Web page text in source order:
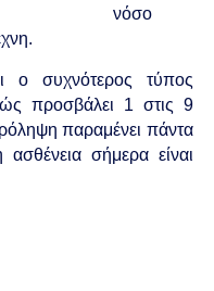
νόσο
ο συχνότερος τύπος
προσβάλει 1 στις 9
παραμένει πάντα
σήμερα είναι